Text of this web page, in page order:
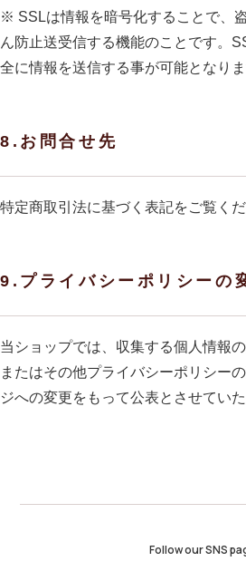
※ SSLは情報を暗号化することで、
ん防止送受信する機能のことです。
全に情報を送信する事が可能となりま
8.お問合せ先
特定商取引法に基づく表記をご覧くだ
9.プライバシーポリシーの
当ショップでは、収集する個人情報
またはその他プライバシーポリシー
ジへの変更をもって公表とさせていた
Follow our SNS